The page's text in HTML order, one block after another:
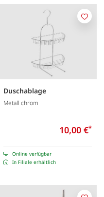
Duschablage
Metall chrom
10,00 €*
Online verfügbar
In Filiale erhältlich